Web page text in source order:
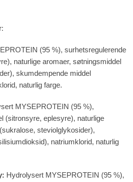
(95 %), surhetsregulerende
naturlige aromaer, søtningsmiddel
skumdempende middel
naturlig farge.
MYSEPROTEIN (95 %),
(sitronsyre, eplesyre), naturlige
steviolglykosider),
natriumklorid, naturlig
Hydrolysert MYSEPROTEIN (95 %),